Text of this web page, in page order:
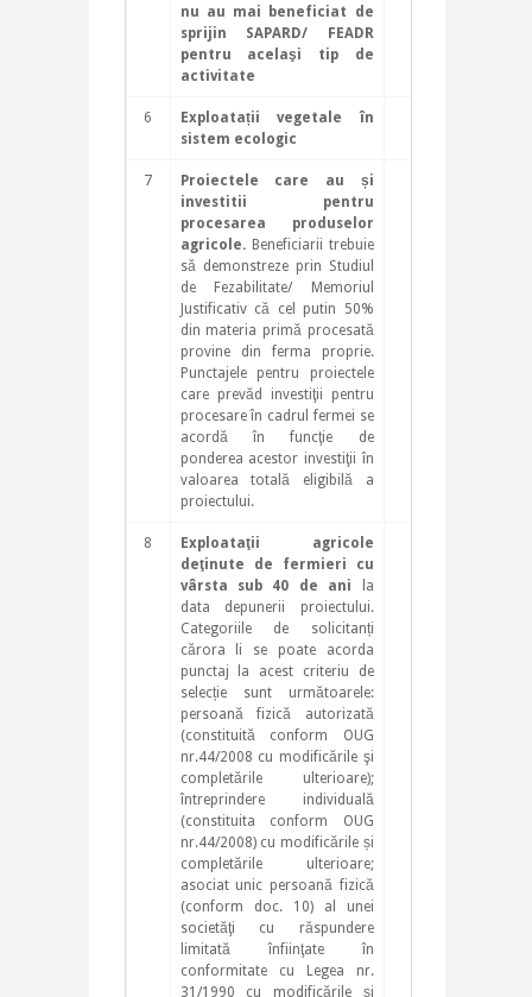
nu au mai beneficiat de
sprijin SAPARD/ FEADR
pentru acelaşi tip de
activitate
6
Exploatații vegetale în
sistem ecologic
7
Proiectele care au și
investitii pentru
procesarea produselor
agricole.Beneficiarii trebuie
să demonstreze prin Studiul
de Fezabilitate/ Memoriul
Justificativ că cel putin 50%
din materia primă procesată
provine din ferma proprie.
Punctajele pentru proiectele
care prevăd investiţii pentru
procesare în cadrul fermei se
acordă în funcţie de
ponderea acestor investiţii în
valoarea totală eligibilă a
proiectului.
8
Exploataţii agricole
deţinute de fermieri cu
vârsta sub 40 de ani la
data depunerii proiectului.
Categoriile de solicitanți
cărora li se poate acorda
punctaj la acest criteriu de
selecție sunt următoarele:
persoană fizică autorizată
(constituită conform OUG
nr.44/2008 cu modificările şi
completările ulterioare);
întreprindere individuală
(constituita conform OUG
nr.44/2008) cu modificările și
completările ulterioare;
asociat unic persoană fizică
(conform doc. 10) al unei
societăţi cu răspundere
limitată înfiinţate în
conformitate cu Legea nr.
31/1990 cu modificările și